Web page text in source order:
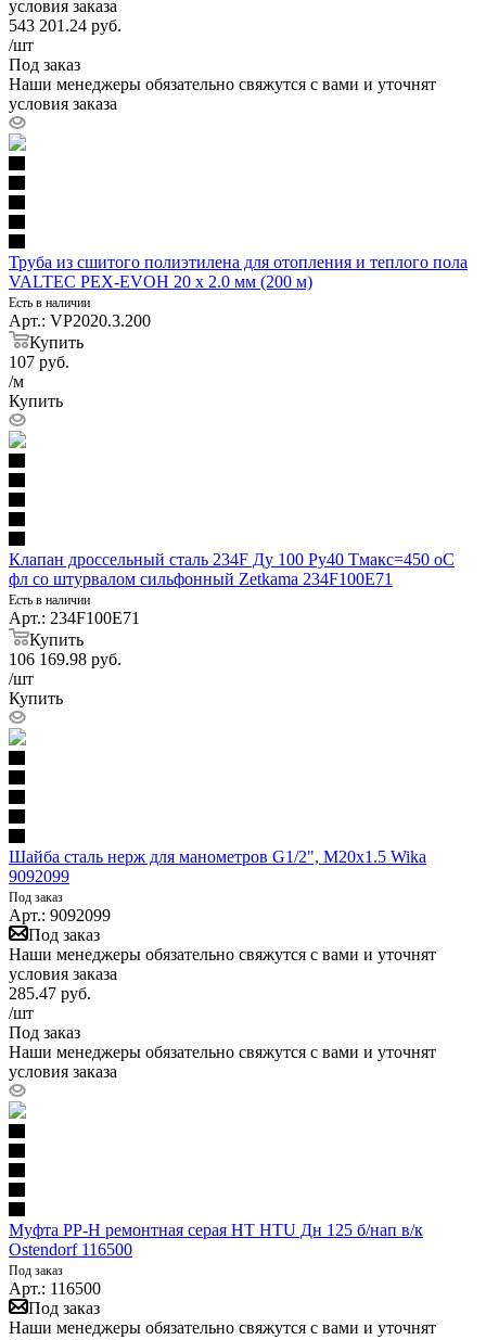
условия заказа
543 201.24 руб.
/шт
Под заказ
Наши менеджеры обязательно свяжутся с вами и уточнят
условия заказа
Труба из сшитого полиэтилена для отопления и теплого пола
VALTEC PEX-EVOH 20 х 2.0 мм (200 м)
Есть в наличии
Арт.: VP2020.3.200
Купить
107 руб.
/м
Купить
Клапан дроссельный сталь 234F Ду 100 Ру40 Тмакс=450 оС
фл со штурвалом сильфонный Zetkama 234F100E71
Есть в наличии
Арт.: 234F100E71
Купить
106 169.98 руб.
/шт
Купить
Шайба сталь нерж для манометров G1/2", M20x1.5 Wika
9092099
Под заказ
Арт.: 9092099
Под заказ
Наши менеджеры обязательно свяжутся с вами и уточнят
условия заказа
285.47 руб.
/шт
Под заказ
Наши менеджеры обязательно свяжутся с вами и уточнят
условия заказа
Муфта PP-H ремонтная серая HT HTU Дн 125 б/нап в/к
Ostendorf 116500
Под заказ
Арт.: 116500
Под заказ
Наши менеджеры обязательно свяжутся с вами и уточнят